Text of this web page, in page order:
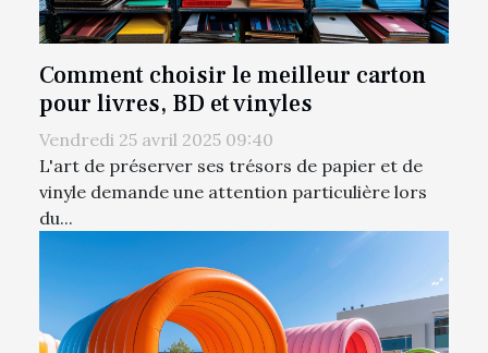
Comment choisir le meilleur carton
pour livres, BD et vinyles
Vendredi 25 avril 2025 09:40
L'art de préserver ses trésors de papier et de
vinyle demande une attention particulière lors
du...